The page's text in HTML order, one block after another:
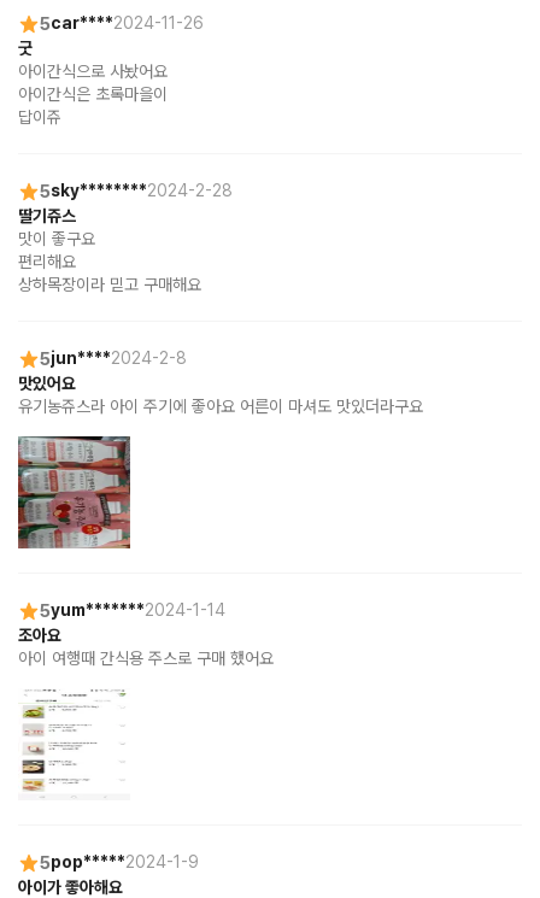
5car****2024-11-26
굿
아이간식으로 사놨어요
아이간식은 초록마을이
답이쥬
5sky********2024-2-28
딸기쥬스
맛이 좋구요
편리해요
상하목장이라 믿고 구매해요
5jun****2024-2-8
맛있어요
유기농쥬스라 아이 주기에 좋아요 어른이 마셔도 맛있더라구요
5yum*******2024-1-14
조아요
아이 여행때 간식용 주스로 구매 했어요
5pop*****2024-1-9
아이가 좋아해요